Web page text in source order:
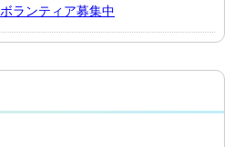
ランティア募集中